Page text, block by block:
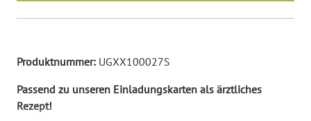
Produktnummer: UGXX100027S
Passend zu unseren Einladungskarten als ärztliches
Rezept!